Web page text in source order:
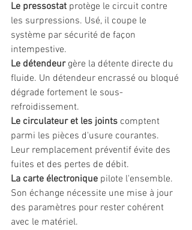
Le pressostat protège le circuit contre
les surpressions. Usé, il coupe le
système par sécurité de façon
intempestive.
Le détendeur gère la détente directe du
fluide. Un détendeur encrassé ou bloqué
dégrade fortement le sous-
refroidissement.
Le circulateur et les joints comptent
parmi les pièces d'usure courantes.
Leur remplacement préventif évite des
fuites et des pertes de débit.
La carte électronique pilote l'ensemble.
Son échange nécessite une mise à jour
des paramètres pour rester cohérent
avec le matériel.